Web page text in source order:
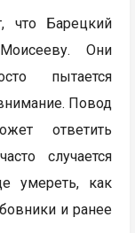
что Барецкий
Они
пытается
Повод
ответить
случается
умереть, как
и ранее